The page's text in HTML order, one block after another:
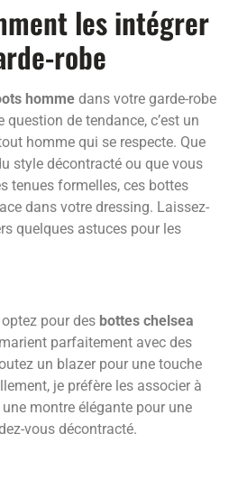
les intégrer
robe
homme dans votre garde-robe
question de tendance, c’est un
homme qui se respecte. Que
style décontracté ou que vous
tenues formelles, ces bottes
dans votre dressing. Laissez-
quelques astuces pour les
pour des bottes chelsea
parfaitement avec des
un blazer pour une touche
je préfère les associer à
montre élégante pour une
vous décontracté.